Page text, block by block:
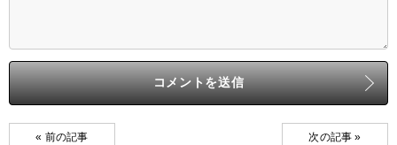
« 前の記事 次の記事 »